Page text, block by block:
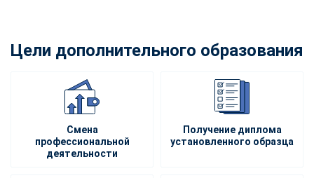
Цели дополнительного образования
Смена
профессиональной
деятельности
Получение диплома
установленного образца